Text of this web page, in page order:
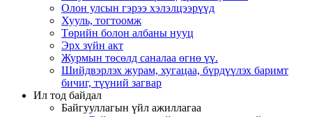
Олон улсын гэрээ хэлэлцээрүүд
Хууль, тогтоомж
Төрийн болон албаны нууц
Эрх зүйн акт
Журмын төсөлд саналаа өгнө үү.
Шийдвэрлэх журам, хугацаа, бүрдүүлэх баримт
бичиг, түүний загвар
Ил тод байдал
Байгууллагын үйл ажиллагаа